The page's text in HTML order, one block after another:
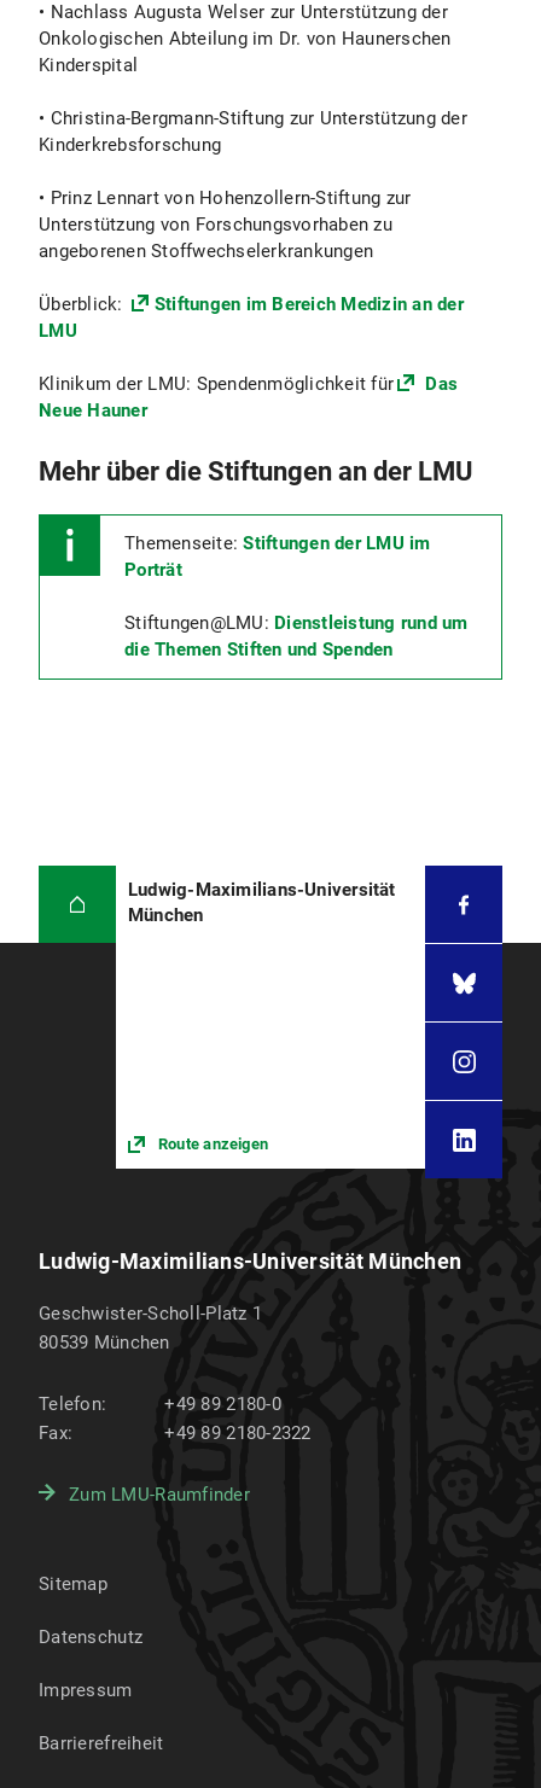
• Nachlass Augusta Welser zur Unterstützung der
Onkologischen Abteilung im Dr. von Haunerschen
Kinderspital
• Christina-Bergmann-Stiftung zur Unterstützung der
Kinderkrebsforschung
• Prinz Lennart von Hohenzollern-Stiftung zur
Unterstützung von Forschungsvorhaben zu
angeborenen Stoffwechselerkrankungen
Überblick:
Stiftungen im Bereich Medizin an der
LMU
Klinikum der LMU: Spendenmöglichkeit für
Das
Neue Hauner
Mehr über die Stiftungen an der LMU
Themenseite:Stiftungen der LMU im
Porträt
Stiftungen@LMU: Dienstleistung rund um
die Themen Stiften und Spenden
Ludwig-Maximilians-Universität
München
Route anzeigen
Ludwig-Maximilians-Universität München
Geschwister-Scholl-Platz 1
80539 München
Telefon:
+49 89 2180-0
Fax:
+49 89 2180-2322
Zum LMU-Raumfinder
Sitemap
Datenschutz
Impressum
Barrierefreiheit